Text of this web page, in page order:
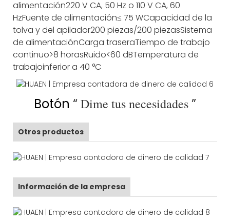
alimentación220 V CA, 50 Hz o 110 V CA, 60
HzFuente de alimentación≤ 75 WCapacidad de la
tolva y del apilador200 piezas/200 piezasSistema
de alimentaciónCarga traseraTiempo de trabajo
continuo>8 horasRuido<60 dBTemperatura de
trabajoinferior a 40 °C
Botón “Dime tus necesidades”
Otros productos
Información de la empresa